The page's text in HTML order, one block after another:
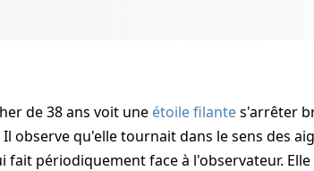
de 38 ans voit une étoile filantes'arrêter
observe qu'elle tournait dans le sens des
périodiquement face à l'observateur. Elle